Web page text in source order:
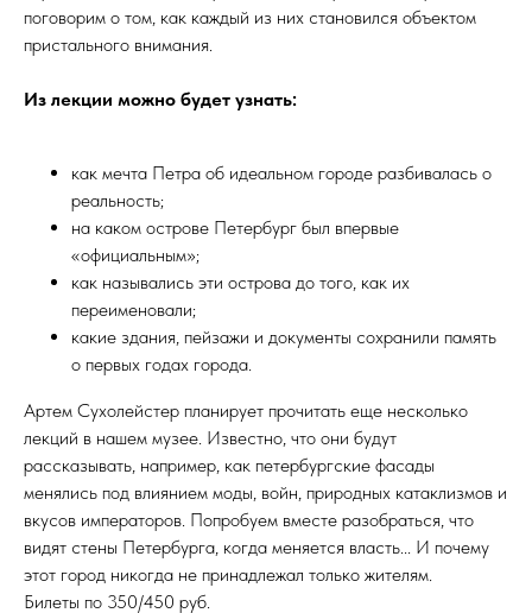
поговорим о том, как каждый из них становился объектом
пристального внимания.
Из лекции можно будет узнать:
как мечта Петра об идеальном городе разбивалась о
реальность;
на каком острове Петербург был впервые
«официальным»;
как назывались эти острова до того, как их
переименовали;
какие здания, пейзажи и документы сохранили память
о первых годах города.
Артем Сухолейстер планирует прочитать еще несколько
лекций в нашем музее. Известно, что они будут
рассказывать, например, как петербургские фасады
менялись под влиянием моды, войн, природных катаклизмов и
вкусов императоров. Попробуем вместе разобраться, что
видят стены Петербурга, когда меняется власть... И почему
этот город никогда не принадлежал только жителям.
Билеты по 350/450 руб.